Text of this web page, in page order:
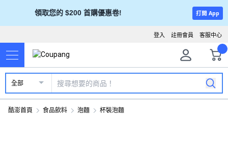
領取您的 $200 首購優惠卷! 打開 App
客服中心
註冊會員
登入
全部
酷澎首頁 食品飲料 泡麵 杯裝泡麵